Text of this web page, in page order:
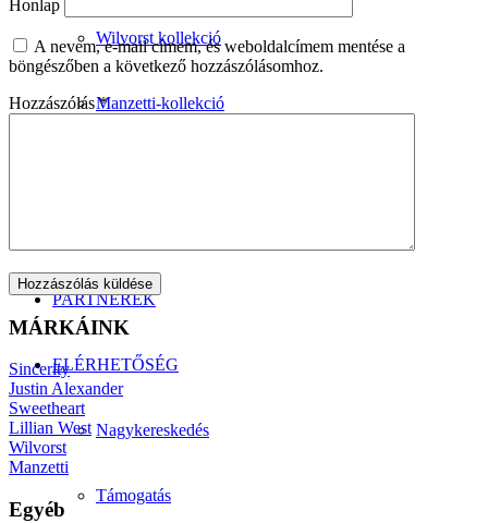
Wilvorst kollekció
Manzetti-kollekció
PARTNEREK
ELÉRHETŐSÉG
Nagykereskedés
Támogatás
Honlap
A nevem, e-mail címem, és weboldalcímem mentése a
böngészőben a következő hozzászólásomhoz.
Hozzászólás*
MÁRKÁINK
Sincerity
Justin Alexander
Sweetheart
Lillian West
Wilvorst
Manzetti
Egyéb